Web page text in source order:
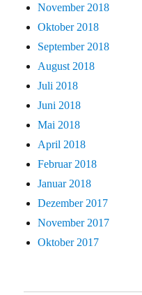
November 2018
Oktober 2018
September 2018
August 2018
Juli 2018
Juni 2018
Mai 2018
April 2018
Februar 2018
Januar 2018
Dezember 2017
November 2017
Oktober 2017